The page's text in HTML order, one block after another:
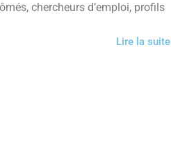
chercheurs d’emploi, profils
Lire la suite